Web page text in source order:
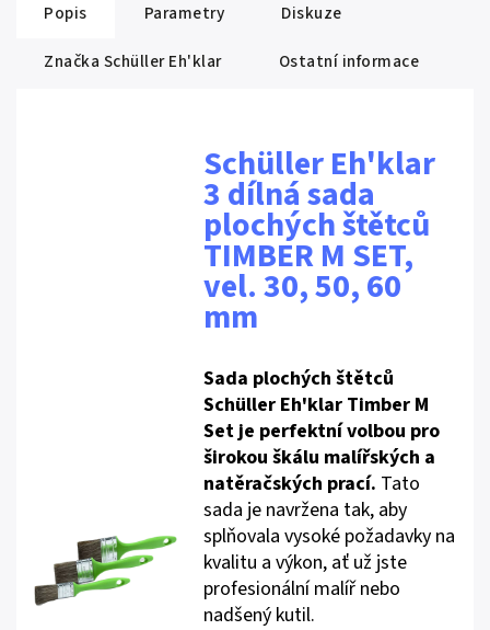
Popis Parametry
Diskuze
Značka Schüller Eh'klar Ostatní informace
Schüller Eh'klar
3 dílná sada
plochých štětců
TIMBER M SET,
vel. 30, 50, 60
mm
Sada plochých štětců
Schüller Eh'klar Timber M
Set je perfektní volbou pro
širokou škálu malířských a
natěračských prací. Tato
sada je navržena tak, aby
splňovala vysoké požadavky na
kvalitu a výkon, ať už jste
profesionální malíř nebo
nadšený kutil.